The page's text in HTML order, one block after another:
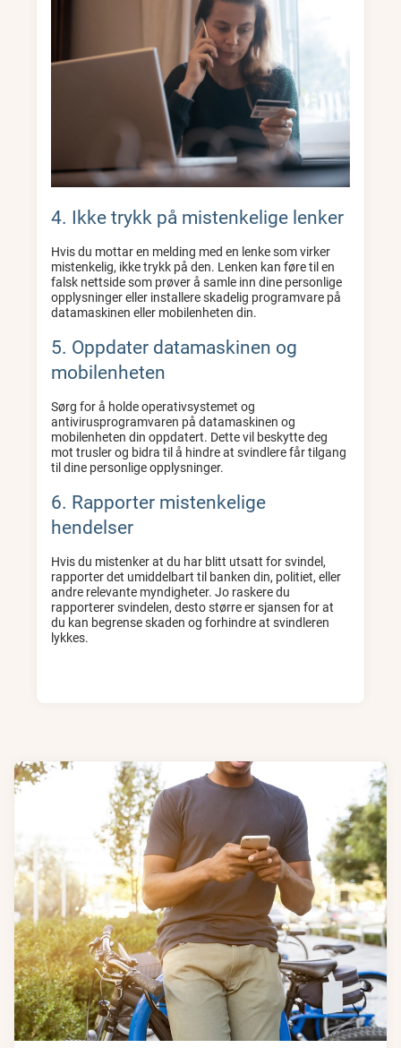
4. Ikke trykk på mistenkelige lenker
Hvis du mottar en melding med en lenke som virker
mistenkelig, ikke trykk på den. Lenken kan føre til en
falsk nettside som prøver å samle inn dine personlige
opplysninger eller installere skadelig programvare på
datamaskinen eller mobilenheten din.
5. Oppdater datamaskinen og
mobilenheten
Sørg for å holde operativsystemet og
antivirusprogramvaren på datamaskinen og
mobilenheten din oppdatert. Dette vil beskytte deg
mot trusler og bidra til å hindre at svindlere får tilgang
til dine personlige opplysninger.
6. Rapporter mistenkelige
hendelser
Hvis du mistenker at du har blitt utsatt for svindel,
rapporter det umiddelbart til banken din, politiet, eller
andre relevante myndigheter. Jo raskere du
rapporterer svindelen, desto større er sjansen for at
du kan begrense skaden og forhindre at svindleren
lykkes.